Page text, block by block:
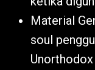
Material
soul
Unorthodox